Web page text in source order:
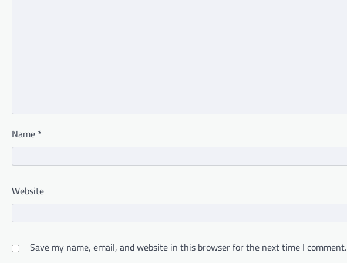
Name *
Website
Save my name, email, and website in this browser for the next time I comment.